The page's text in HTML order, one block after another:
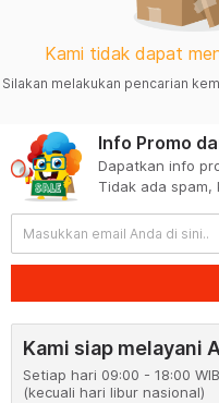
Kami tidak dapat
Silakan melakukan pencarian
Info Promo
Dapatkan info
Tidak ada spam,
Kami siap melayani
Setiap hari 09:00 - 18:00 WIB
(kecuali hari libur nasional)